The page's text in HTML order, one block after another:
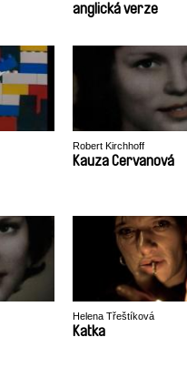
anglická verze
Robert Kirchhoff
Kauza Cervanová
Helena Třeštíková
Katka